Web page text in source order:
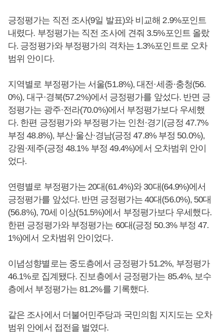
긍정평가는 직전 조사(9일 발표)와 비교해 2.9%포인트
내렸다. 부정평가는 직전 조사에 견줘 3.5%포인트 올랐
다. 긍정평가와 부정평가의 격차는 1.3%포인트로 오차
범위 안이다.
지역별로 부정평가는 서울(51.8%), 대전·세종·충청(56.
0%), 대구·경북(57.2%)에서 긍정평가를 앞섰다. 반면 긍
정평가는 광주·전라(70.0%)에서 부정평가보다 우세했
다. 한편 긍정평가와 부정평가는 인천·경기(긍정 47.7%
부정 48.8%), 부산·울산·경남(긍정 47.8% 부정 50.0%),
강원·제주(긍정 48.1% 부정 49.4%)에서 오차범위 안이
었다.
연령별로 부정평가는 20대(61.4%)와 30대(64.9%)에서
긍정평가를 앞섰다. 반면 긍정평가는 40대(56.0%), 50대
(56.8%), 70세 이상(51.5%)에서 부정평가보다 우세했다.
한편 긍정평가와 부정평가는 60대(긍정 50.3% 부정 47.
1%)에서 오차범위 안이었다.
이념성향별로는 중도층에서 긍정평가 51.2%, 부정평가
46.1%로 집계됐다. 진보층에서 긍정평가는 85.4%, 보수
층에서 부정평가는 81.2%를 기록했다.
같은 조사에서 더불어민주당과 국민의힘 지지도는 오차
범위 안에서 접전을 벌였다.